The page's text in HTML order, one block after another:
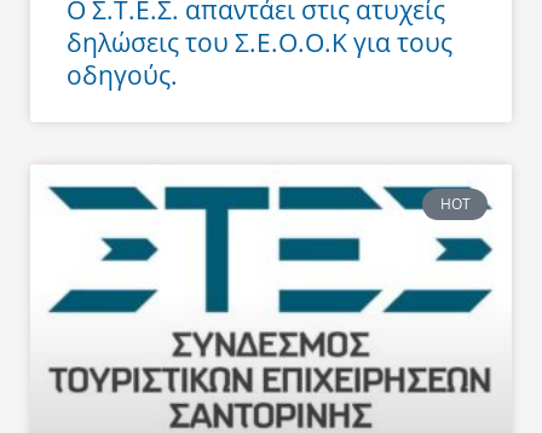
Ο Σ.Τ.Ε.Σ. απαντάει στις ατυχείς
δηλώσεις του Σ.Ε.Ο.Ο.Κ για τους
οδηγούς.
HOT